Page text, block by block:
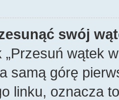
swój
„Przesuń wątek
samą górę
linku, oznacza